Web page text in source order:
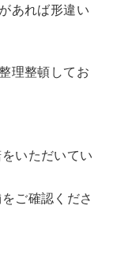
あれば形違い
理整頓してお
いただいてい
ご確認くださ